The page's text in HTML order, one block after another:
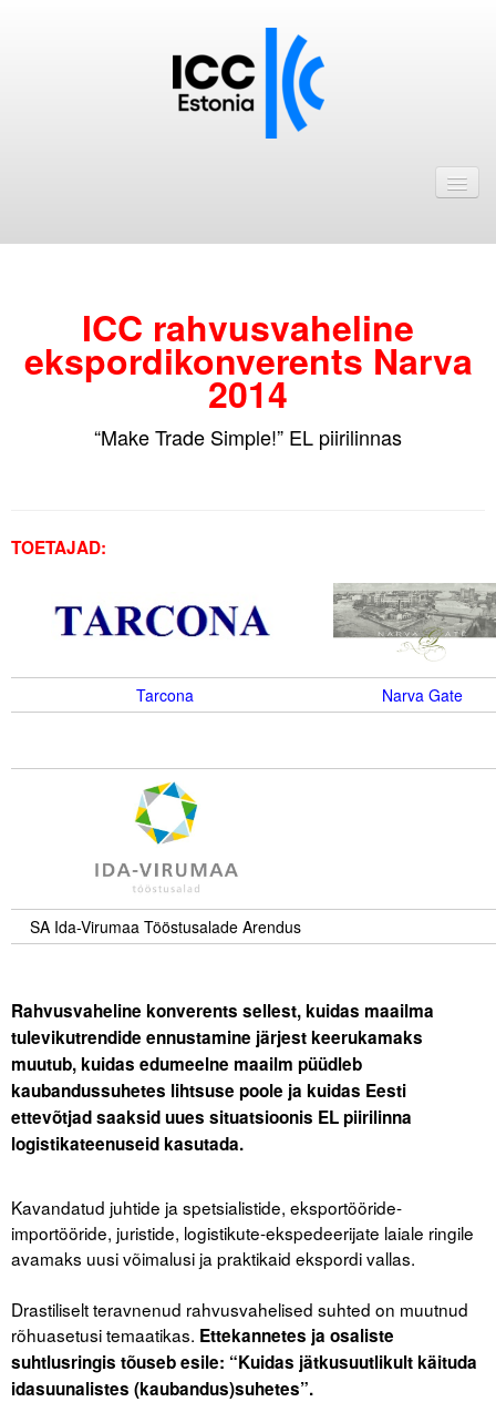
ICC Eesti liikmebaas
Liikmete pakkumised
Tegevused
Arvamus
Viidad
ICC komisjonid
Digiraamatukogu
Juhendid ja väljaanded
Videod
Liitu meililistiga
Oskusteave
Incoterms® 2020
Abimaterjalid
ICC rahvusvaheline
ekspordikonverents Narva
2014
“Make Trade Simple!” EL piirilinnas
TOETAJAD:
Tarcona Narva Gate
SA Ida-Virumaa Tööstusalade Arendus
Rahvusvaheline konverents sellest, kuidas maailma
tulevikutrendide ennustamine järjest keerukamaks
muutub, kuidas edumeelne maailm püüdleb
kaubandussuhetes lihtsuse poole ja kuidas Eesti
ettevõtjad saaksid uues situatsioonis EL piirilinna
logistikateenuseid kasutada.
Kavandatud juhtide ja spetsialistide, eksportööride-
importööride, juristide, logistikute-ekspedeerijate laiale ringile
avamaks uusi võimalusi ja praktikaid ekspordi vallas.
Drastiliselt teravnenud rahvusvahelised suhted on muutnud
rõhuasetusi temaatikas. Ettekannetes ja osaliste
suhtlusringis tõuseb esile: “Kuidas jätkusuutlikult käituda
idasuunalistes (kaubandus)suhetes”.